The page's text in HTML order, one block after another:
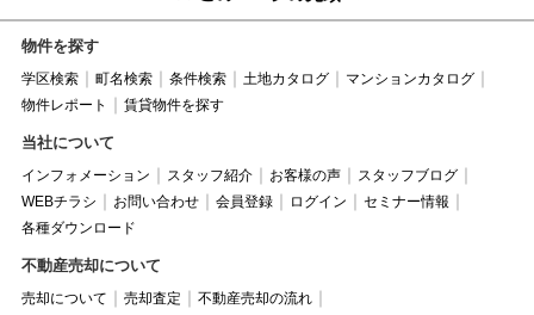
物件を探す
学区検索 町名検索 条件検索 土地カタログ
マンションカタログ
物件レポート
賃貸物件を探す
当社について
インフォメーション スタッフ紹介 お客様の声
スタッフブログ
WEBチラシ
お問い合わせ 会員登録 ログイン
セミナー情報
各種ダウンロード
不動産売却について
売却について 売却査定
不動産売却の流れ